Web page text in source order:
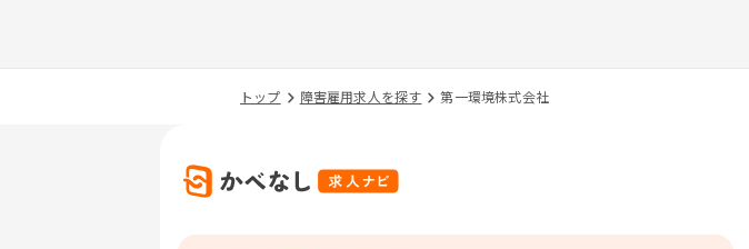
トップ 障害雇用求人を探す 第一環境株式会社